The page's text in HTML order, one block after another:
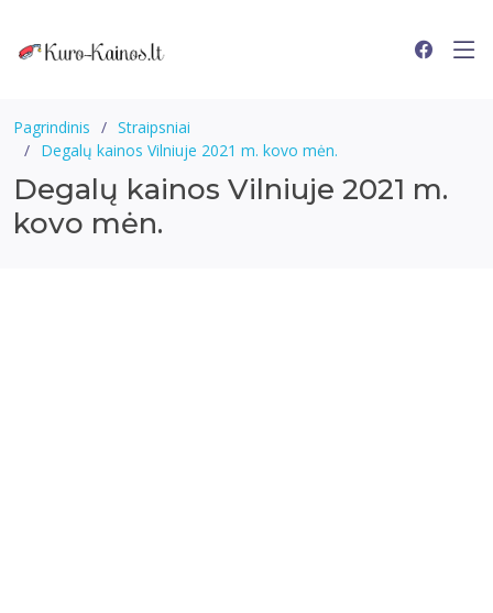
Pagrindinis
Straipsniai
Degalų kainos Vilniuje 2021 m. kovo mėn.
Degalų kainos Vilniuje 2021 m.
kovo mėn.